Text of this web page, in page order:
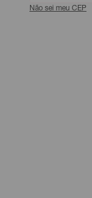
Não sei meu CEP